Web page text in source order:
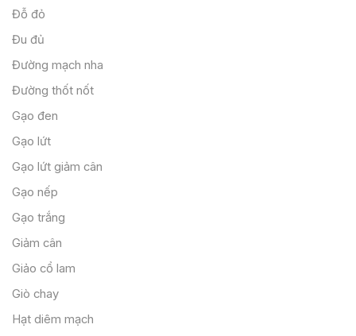
Đỗ đỏ
Đu đủ
Đường mạch nha
Đường thốt nốt
Gạo đen
Gạo lứt
Gạo lứt giảm cân
Gạo nếp
Gạo trắng
Giảm cân
Giảo cổ lam
Giò chay
Hạt diêm mạch